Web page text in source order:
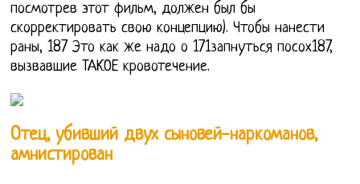
посмотрев этот фильм, должен был бы
скорректировать свою концепцию). Чтобы нанести
раны, 187 Это как же надо о 171запнуться посох187,
вызвавшие ТАКОЕ кровотечение.
Отец, убивший двух сыновей-наркоманов,
амнистирован